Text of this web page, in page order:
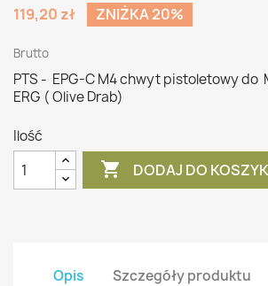
119,20 zł
ZNIŻKA 20%
Brutto
PTS - EPG-C M4 chwyt pistoletowy do
ERG ( Olive Drab)
Ilość
 DODAJ DO
Opis Szczegóły produktu